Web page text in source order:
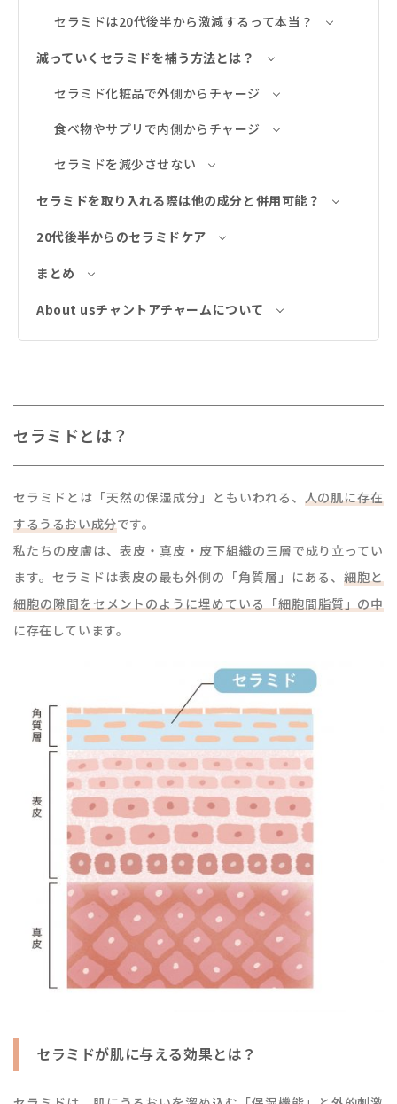
セラミドは20代後半から激減するって本当？
減っていくセラミドを補う方法とは？
セラミド化粧品で外側からチャージ
食べ物やサプリで内側からチャージ
セラミドを減少させない
セラミドを取り入れる際は他の成分と併用可能？
20代後半からのセラミドケア
まとめ
About usチャントアチャームについて
セラミドとは？
セラミドとは「天然の保湿成分」ともいわれる、 人の肌に存在
するうるおい成分です。
私たちの皮膚は、表皮・真皮・皮下組織の三層で成り立ってい
ます。セラミドは表皮の最も外側の「角質層」にある、細胞と
細胞の隙間をセメントのように埋めている「細胞間脂質」の中
に存在しています。
セラミドが肌に与える効果とは？